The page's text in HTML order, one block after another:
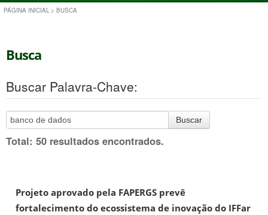
PÁGINA INICIAL > BUSCA
Busca
Buscar Palavra-Chave:
Buscar
Total: 50 resultados encontrados.
Projeto aprovado pela FAPERGS prevê
fortalecimento do ecossistema de inovação do IFFar